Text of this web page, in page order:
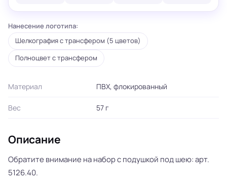
Нанесение логотипа:
Шелкография с трансфером (5 цветов)
Полноцвет с трансфером
Материал ПВХ, флокированный
Вес 57 г
Описание
Обратите внимание на набор с подушкой под шею: арт.
5126.40.